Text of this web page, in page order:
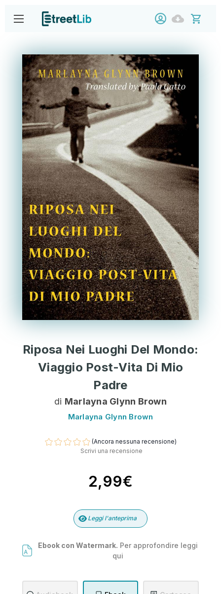
Riposa Nei Luoghi Del Mondo:
Viaggio Post-Vita Di Mio
Padre
di Marlayna Glynn Brown
Marlayna Glynn Brown
(Ancora nessuna recensione)
Scrivi una recensione
2,99€
Leggi l'anteprima
Ebook con Watermark. Per approfondire leggi
qui